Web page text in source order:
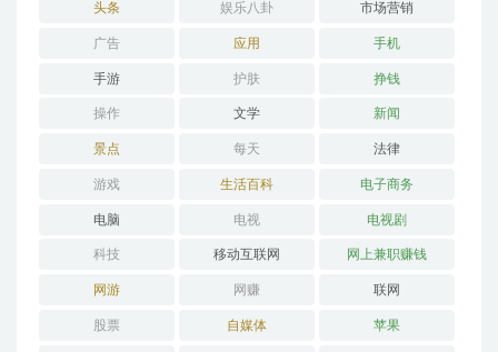
头条 娱乐八卦 市场营销
广告 应用 手机
手游 护肤 挣钱
操作 文学 新闻
景点 每天 法律
游戏 生活百科 电子商务
电脑 电视 电视剧
科技 移动互联网 网上兼职赚钱
网游 网赚 联网
股票 自媒体 苹果